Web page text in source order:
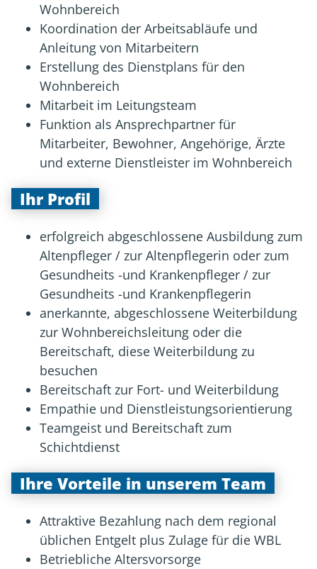
Wohnbereich
Koordination der Arbeitsabläufe und
Anleitung von Mitarbeitern
Erstellung des Dienstplans für den
Wohnbereich
Mitarbeit im Leitungsteam
Funktion als Ansprechpartner für
Mitarbeiter, Bewohner, Angehörige, Ärzte
und externe Dienstleister im Wohnbereich
Ihr Profil
erfolgreich abgeschlossene Ausbildung zum
Altenpfleger / zur Altenpflegerin oder zum
Gesundheits -und Krankenpfleger / zur
Gesundheits -und Krankenpflegerin
anerkannte, abgeschlossene Weiterbildung
zur Wohnbereichsleitung oder die
Bereitschaft, diese Weiterbildung zu
besuchen
Bereitschaft zur Fort- und Weiterbildung
Empathie und Dienstleistungsorientierung
Teamgeist und Bereitschaft zum
Schichtdienst
Ihre Vorteile in unserem Team
Attraktive Bezahlung nach dem regional
üblichen Entgelt plus Zulage für die WBL
Betriebliche Altersvorsorge